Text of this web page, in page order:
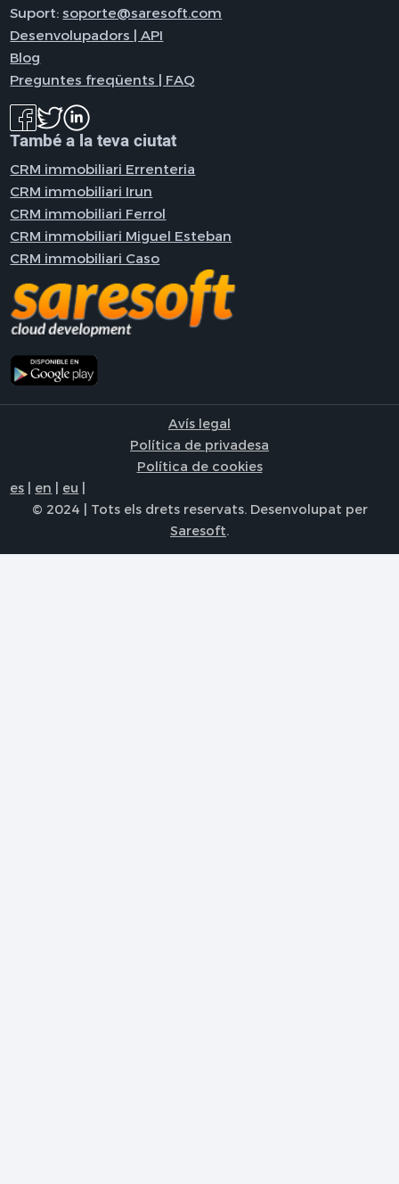
Suport:soporte@saresoft.com
Desenvolupadors | API
Blog
Preguntes freqüents | FAQ
També a la teva ciutat
CRM immobiliari Errenteria
CRM immobiliari Irun
CRM immobiliari Ferrol
CRM immobiliari Miguel Esteban
CRM immobiliari Caso
Avís legal
Política de privadesa
Política de cookies
es | en | eu |
© 2024 | Tots els drets reservats. Desenvolupat per
Saresoft.